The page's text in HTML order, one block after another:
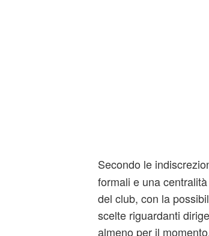
Secondo le
formali e una
del club, con la
scelte riguardanti
almeno per il